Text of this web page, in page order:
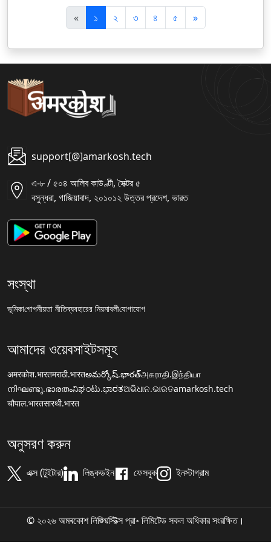
«पि
छ
ला
১ ২ ৩ ৪ ৫ »अ
ग
ला
support[@]amarkosh.tech
এ-৮ / ৫০৪ আলিব কাউণ্টী, সৈক্টর ৫
বসুন্ধরা, গাজিয়াবাদ, ২০১০১২ উত্তর প্রদেশ, ভারত
সংস্থা
ভূমিকাগোপনীয়তা নীতিব্যবহারের নিয়মাবলীযোগাযোগ
আমাদের ওয়েবসাইটসমূহ
अमरकोश.भारतमराठी.भारतఅమర్కోష్.భారత్அகராதி.இந்தியா
നിഘണ്ടു.ഭാരതംನಿಘಂಟು.ಭಾರತଅଭିଧାନ.ଭାରତamarkosh.tech
चौपाल.भारतसारथी.भारत
অনুসরণ করুন
এক্স (টুইটার) লিঙ্কডইন ফেসবুক ইনস্টাগ্রাম
© ২০২৬ অমৰকোশ লিঙ্গ্ৱিস্টিক্স প্রা॰ লিমিটেড সকল অধিকার সংরক্ষিত।